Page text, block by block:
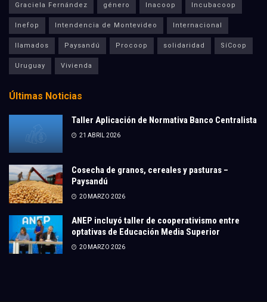
Graciela Fernández género Inacoop Incubacoop
Inefop Intendencia de Montevideo Internacional
llamados Paysandú Procoop solidaridad SíCoop
Uruguay Vivienda
Últimas Noticias
Taller Aplicación de Normativa Banco Centralista
21 ABRIL 2026
Cosecha de granos, cereales y pasturas –
Paysandú
20 MARZO 2026
ANEP incluyó taller de cooperativismo entre
optativas de Educación Media Superior
20 MARZO 2026